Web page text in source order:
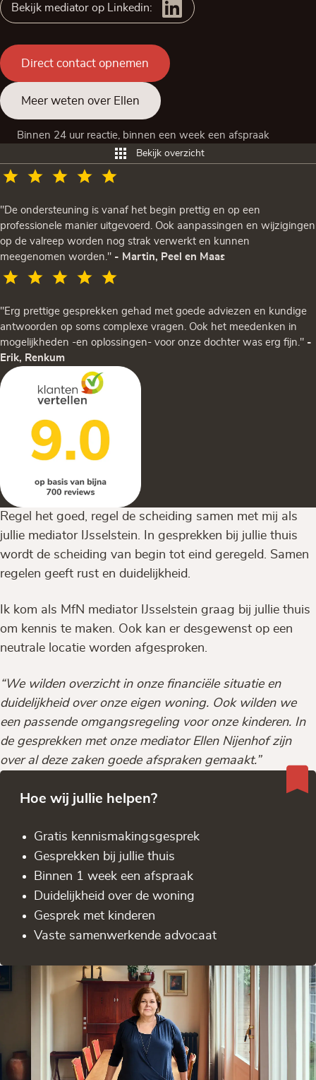
Bekijk mediator op Linkedin:
Direct contact opnemen
Meer weten over Ellen
Binnen 24 uur reactie, binnen een week een afspraak
Bekijk overzicht
"De ondersteuning is vanaf het begin prettig en op een
professionele manier uitgevoerd. Ook aanpassingen en wijzigingen
op de valreep worden nog strak verwerkt en kunnen
meegenomen worden." - Martin, Peel en Maas
"Erg prettige gesprekken gehad met goede adviezen en kundige
antwoorden op soms complexe vragen. Ook het meedenken in
mogelijkheden -en oplossingen- voor onze dochter was erg fijn." -
Erik, Renkum
Regel het goed, regel de scheiding samen met mij als
jullie mediator IJsselstein. In gesprekken bij jullie thuis
wordt de scheiding van begin tot eind geregeld. Samen
regelen geeft rust en duidelijkheid.
Ik kom als MfN mediator IJsselstein graag bij jullie thuis
om kennis te maken. Ook kan er desgewenst op een
neutrale locatie worden afgesproken.
“We wilden overzicht in onze financiële situatie en
duidelijkheid over onze eigen woning. Ook wilden we
een passende omgangsregeling voor onze kinderen. In
de gesprekken met onze mediator Ellen Nijenhof zijn
over al deze zaken goede afspraken gemaakt.”
Hoe wij jullie helpen?
Gratis kennis­makingsgesprek
Gesprekken bij jullie thuis
Binnen 1 week een afspraak
Duidelijkheid over de woning
Gesprek met kinderen
Vaste samenwerkende advocaat